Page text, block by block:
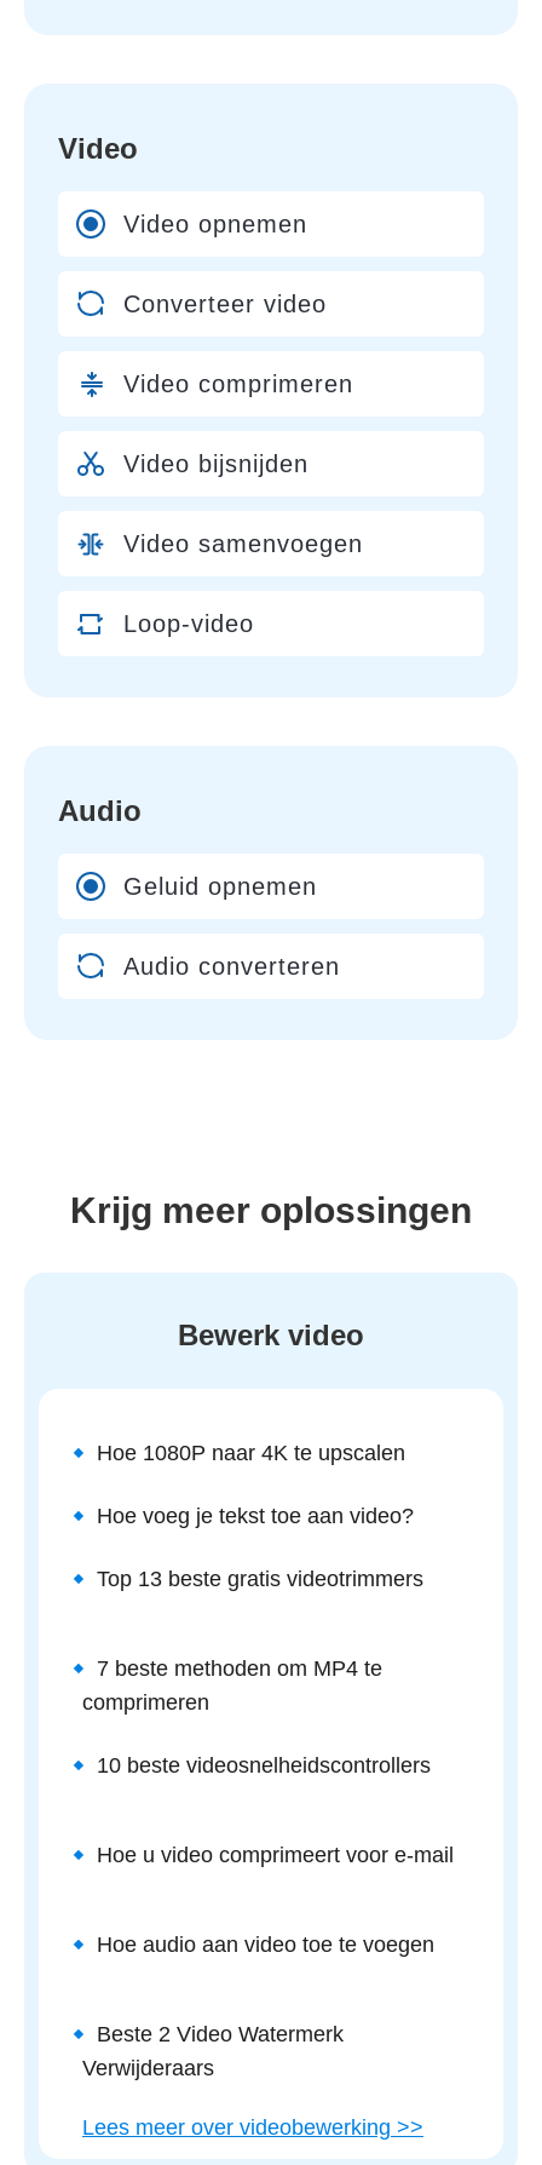
Video
Video opnemen
Converteer video
Video comprimeren
Video bijsnijden
Video samenvoegen
Loop-video
Audio
Geluid opnemen
Audio converteren
Krijg meer oplossingen
Bewerk video
Hoe 1080P naar 4K te upscalen
Hoe voeg je tekst toe aan video?
Top 13 beste gratis videotrimmers
7 beste methoden om MP4 te
comprimeren
10 beste videosnelheidscontrollers
Hoe u video comprimeert voor e-mail
Hoe audio aan video toe te voegen
Beste 2 Video Watermerk
Verwijderaars
Lees meer over videobewerking >>